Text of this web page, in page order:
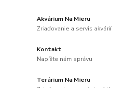
Akvárium Na Mieru
Zriaďovanie a servis akvárií
Kontakt
Napíšte nám správu
Terárium Na Mieru